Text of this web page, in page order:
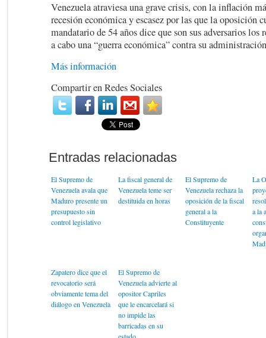
Venezuela atraviesa una grave crisis, con la inflación
recesión económica y escasez por las que la oposición
mandatario de 54 años dice que son sus adversarios los
a cabo una “guerra económica” contra su
Más información
Compartir en Redes Sociales
El Supremo de
Venezuela avala que
Maduro presente un
presupuesto sin
control legislativo
La fiscal general de
Venezuela teme ser
destituida en horas
El Supremo de
Venezuela rechaza la
oposición de la fiscal
general a la
Constituyente
La
a la
Zapatero dice que el
revocatorio será
obviamente tema del
diálogo en Venezuela
El Supremo de
Venezuela advierte al
opositor Capriles
que le encarcelará si
no impide las
barricadas en su